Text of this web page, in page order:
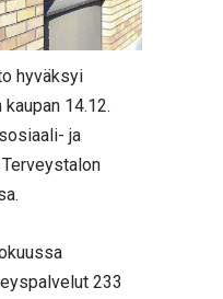
hyväksyi
14.12.
ja
233